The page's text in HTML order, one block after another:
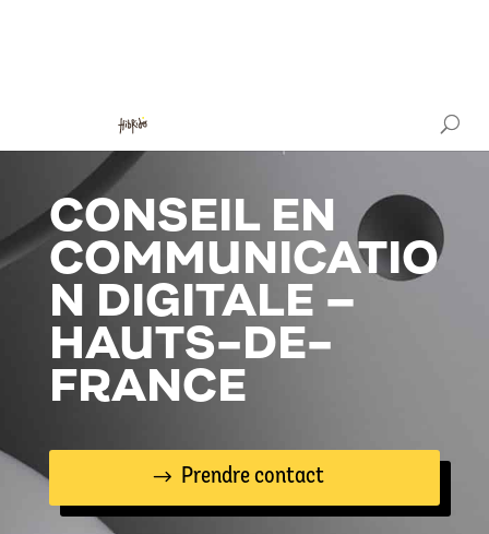
CONSEIL EN
COMMUNICATIO
N DIGITALE –
HAUTS-DE-
FRANCE
Prendre contact